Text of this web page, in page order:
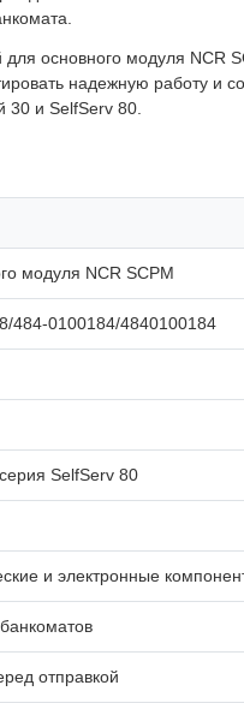
для основного модуля
надежную работу и
30 и SelfServ 80.
модуля NCR SCPM
484-0100184/4840100184
SelfServ 80
и электронные
отправкой